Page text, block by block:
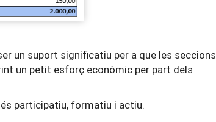
un suport significatiu per a que les seccions
un petit esforç econòmic per part dels
participatiu, formatiu i actiu.